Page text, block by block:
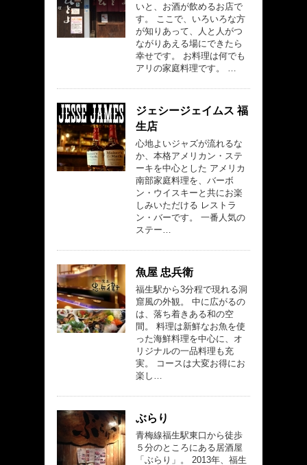
いと、お酒が飲めるお店で
す。 ここで、いろいろな方
が知りあって、人と人がつ
ながりあえる場にできたら
幸せです。 お料理は何でも
アリの家庭料理です。 …
ジェシージェイムス 福
生店
心地よいジャズが流れるな
か、本格アメリカン・ステ
ーキを中心とした アメリカ
南部家庭料理を、バーボ
ン・ウイスキーと共にお楽
しみいただける レストラ
ン・バーです。 一番人気の
ステー…
魚屋 忠兵衛
福生駅から3分程で現れる洞
窟風の外観。 中に広がるの
は、落ち着きある和の空
間。 料理は新鮮なお魚を使
った海鮮料理を中心に、オ
リジナルの一品料理も充
実。 コースは大変お得にお
楽し…
ぶらり
青梅線福生駅東口から徒歩
５分のところにある居酒屋
「ぶらり」。 2013年、福生